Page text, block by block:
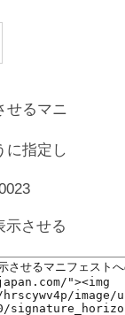
せるマニ
に指定し
示させる